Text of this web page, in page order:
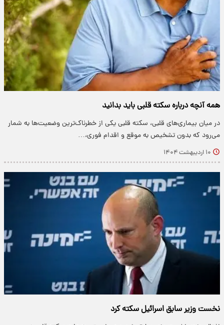
همه آنچه درباره سکته قلبی باید بدانید
در میان بیماری‌های قلبی، سکته قلبی یکی از خطرناک‌ترین وضعیت‌ها به شمار
می‌رود که بدون تشخیص به موقع و اقدام فوری،…
۱۰ اردیبهشت ۱۴۰۴
نخست وزیر سابق اسرائیل سکته کرد